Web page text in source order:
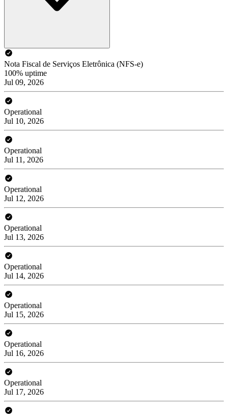
Nota Fiscal de Serviços Eletrônica (NFS-e)
100% uptime
Jul 09, 2026
Operational
Jul 10, 2026
Operational
Jul 11, 2026
Operational
Jul 12, 2026
Operational
Jul 13, 2026
Operational
Jul 14, 2026
Operational
Jul 15, 2026
Operational
Jul 16, 2026
Operational
Jul 17, 2026